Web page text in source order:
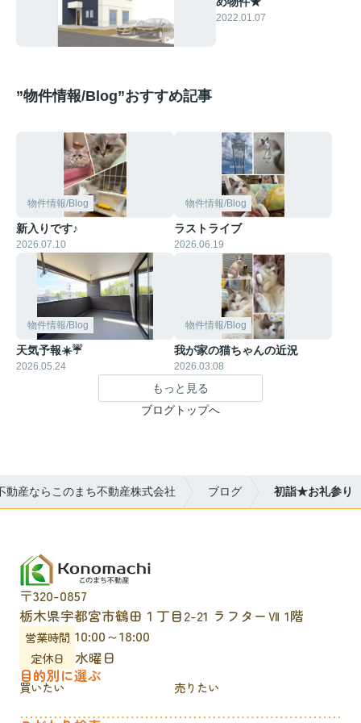
2022.01.07
”物件情報/Blog”おすすめ記事
物件情報/Blog
新入りです♪
2026.07.10
物件情報/Blog
ラストライブ
2026.06.19
物件情報/Blog
天気予報☀️☔
2026.05.24
物件情報/Blog
我が家の猫ちゃんの近況
2026.03.08
もっと見る
ブログトップへ
動産ならこのまち不動産株式会社 ブログ 初詣★お礼参り
〒320-0857
栃木県宇都宮市鶴田１丁目2-21 ラフターⅦ 1階
営業時間 10:00～18:00
定休日
水曜日
目的別に選ぶ
買いたい 売りたい